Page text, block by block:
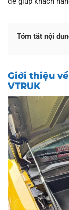
Tóm tắt nội
Giới thiệu
VTRUK